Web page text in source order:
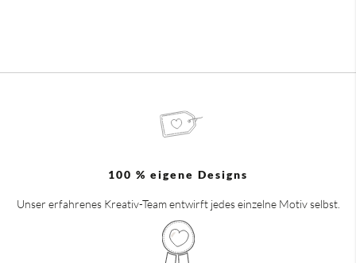
100 % eigene Designs
Unser erfahrenes Kreativ-Team entwirft jedes einzelne Motiv selbst.